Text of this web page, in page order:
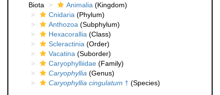
Biota
Animalia (Kingdom)
Cnidaria (Phylum)
Anthozoa (Subphylum)
Hexacorallia (Class)
Scleractinia (Order)
Vacatina (Suborder)
Caryophylliidae (Family)
Caryophyllia (Genus)
Caryophyllia cingulatum † (Species)